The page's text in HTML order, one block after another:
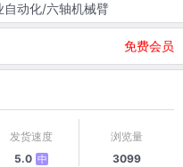
动化/六轴机械臂
免费会员
发货速度
5.0 中
浏览量
3099